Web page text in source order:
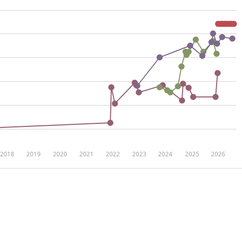
2018 2019 2020 2021 2022 2023 2024 2025 2026